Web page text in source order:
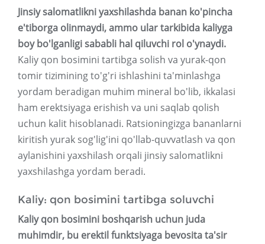
Jinsiy salomatlikni yaxshilashda banan ko'pincha
e'tiborga olinmaydi, ammo ular tarkibida kaliyga
boy bo'lganligi sababli hal qiluvchi rol o'ynaydi.
Kaliy qon bosimini tartibga solish va yurak-qon
tomir tizimining to'g'ri ishlashini ta'minlashga
yordam beradigan muhim mineral bo'lib, ikkalasi
ham erektsiyaga erishish va uni saqlab qolish
uchun kalit hisoblanadi. Ratsioningizga bananlarni
kiritish yurak sog'lig'ini qo'llab-quvvatlash va qon
aylanishini yaxshilash orqali jinsiy salomatlikni
yaxshilashga yordam beradi.
Kaliy: qon bosimini tartibga soluvchi
Kaliy qon bosimini boshqarish uchun juda
muhimdir, bu erektil funktsiyaga bevosita ta'sir